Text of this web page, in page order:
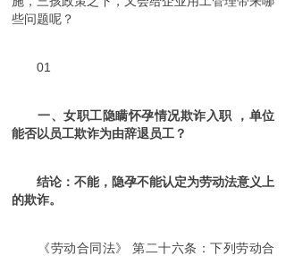
些问题呢？
01
一、女职工隐瞒怀孕情况欺诈 入职 ，单位
能否以员工欺诈为由辞退员工？
结论：不能，隐孕不能认定为劳动法意义上
的欺诈。
《劳动合同法》 第二十六条：下列劳动合